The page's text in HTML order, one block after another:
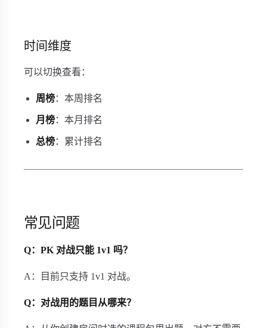
时间维度
可以切换查看：
周榜：本周排名
月榜：本月排名
总榜：累计排名
常见问题
Q：PK 对战只能 1v1 吗？
A：目前只支持 1v1 对战。
Q：对战用的题目从哪来？